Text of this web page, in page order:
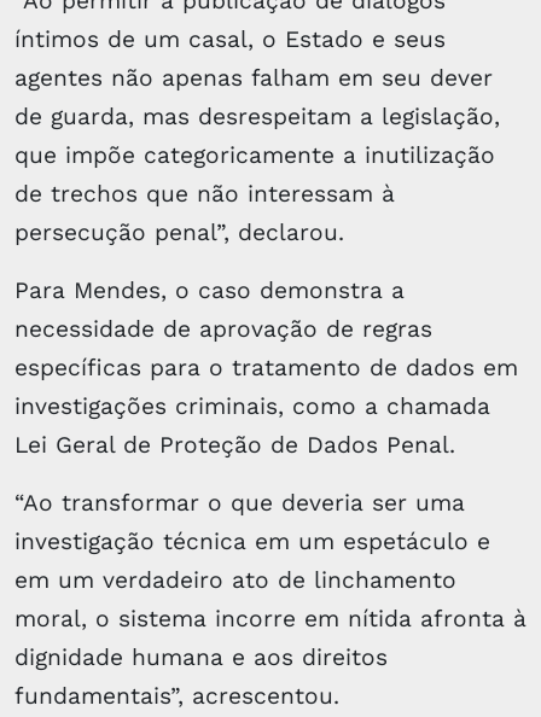
íntimos de um casal, o Estado e seus
agentes não apenas falham em seu dever
de guarda, mas desrespeitam a legislação,
que impõe categoricamente a inutilização
de trechos que não interessam à
persecução penal”, declarou.
Para Mendes, o caso demonstra a
necessidade de aprovação de regras
específicas para o tratamento de dados em
investigações criminais, como a chamada
Lei Geral de Proteção de Dados Penal.
“Ao transformar o que deveria ser uma
investigação técnica em um espetáculo e
em um verdadeiro ato de linchamento
moral, o sistema incorre em nítida afronta à
dignidade humana e aos direitos
fundamentais”, acrescentou.